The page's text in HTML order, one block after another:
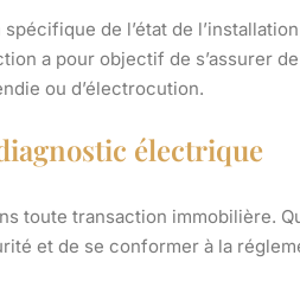
de l’état de
a pour objectif de s’assurer
ou d’électrocution.
électrique
toute transaction immobilière.
et de se conformer à la